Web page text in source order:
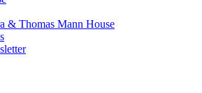
& Thomas Mann House